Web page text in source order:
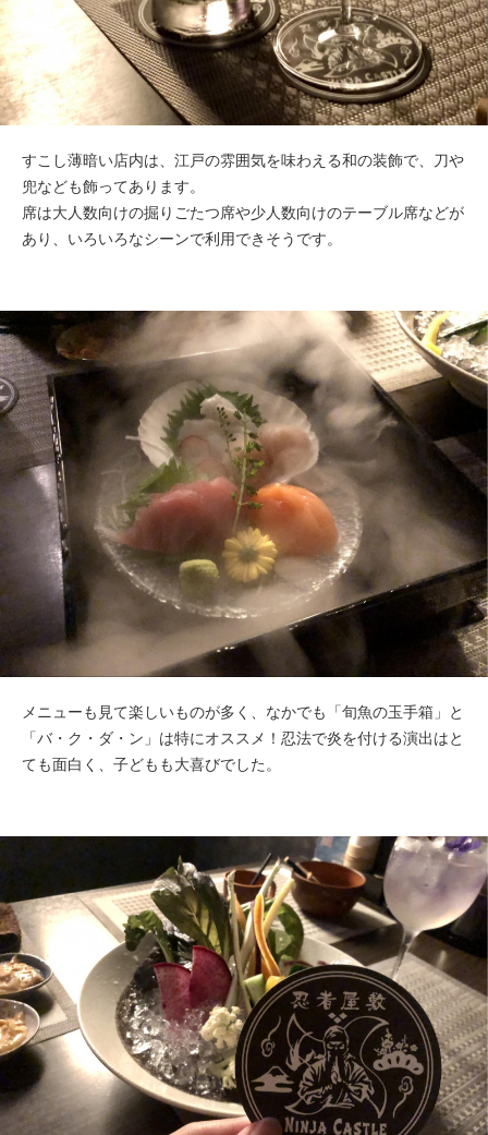
すこし薄暗い店内は、江戸の雰囲気を味わえる和の装飾で、刀や
兜なども飾ってあります。
席は大人数向けの掘りごたつ席や少人数向けのテーブル席などが
あり、いろいろなシーンで利用できそうです。
メニューも見て楽しいものが多く、なかでも「旬魚の玉手箱」と
「バ・ク・ダ・ン」は特にオススメ！忍法で炎を付ける演出はと
ても面白く、子どもも大喜びでした。